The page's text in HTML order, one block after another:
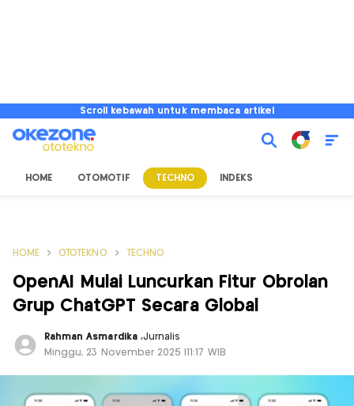
Scroll kebawah untuk membaca artikel
HOME OTOMOTIF TECHNO INDEKS
HOME OTOTEKNO TECHNO
OpenAI Mulai Luncurkan Fitur Obrolan
Grup ChatGPT Secara Global
Rahman Asmardika ,Jurnalis
Minggu, 23 November 2025 |11:17 WIB